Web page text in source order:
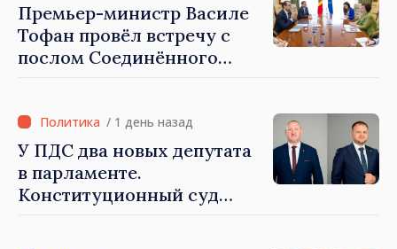
Премьер-министр Василе
Тофан провёл встречу с
послом Соединённого
Северной Ирландии Ферн
Хорин
/ 1 день назад
У ПДС два новых депутата
в парламенте.
Конституционный суд